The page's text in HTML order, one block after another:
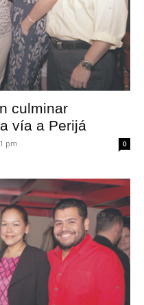
culminar
vía a Perijá
pm 0